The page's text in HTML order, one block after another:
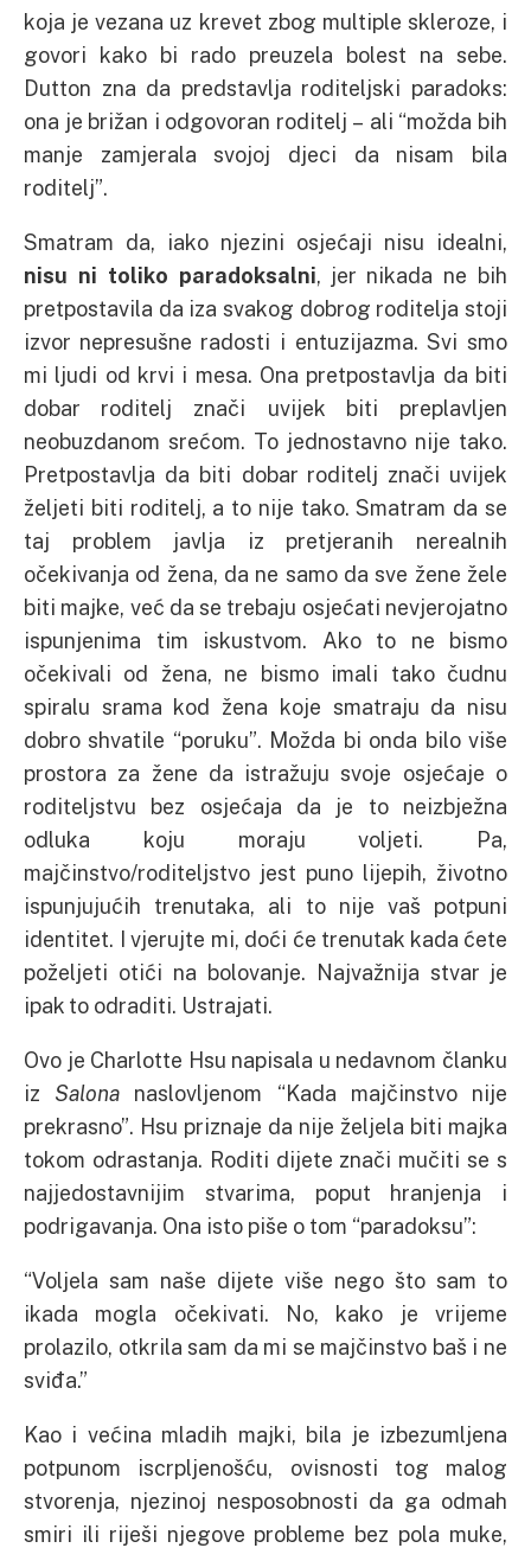
koja je vezana uz krevet zbog multiple skleroze, i
govori kako bi rado preuzela bolest na sebe.
Dutton zna da predstavlja roditeljski paradoks:
ona je brižan i odgovoran roditelj – ali “možda bih
manje zamjerala svojoj djeci da nisam bila
roditelj”.
Smatram da, iako njezini osjećaji nisu idealni,
nisu ni toliko paradoksalni, jer nikada ne bih
pretpostavila da iza svakog dobrog roditelja stoji
izvor nepresušne radosti i entuzijazma. Svi smo
mi ljudi od krvi i mesa. Ona pretpostavlja da biti
dobar roditelj znači uvijek biti preplavljen
neobuzdanom srećom. To jednostavno nije tako.
Pretpostavlja da biti dobar roditelj znači uvijek
željeti biti roditelj, a to nije tako. Smatram da se
taj problem javlja iz pretjeranih nerealnih
očekivanja od žena, da ne samo da sve žene žele
biti majke, već da se trebaju osjećati nevjerojatno
ispunjenima tim iskustvom. Ako to ne bismo
očekivali od žena, ne bismo imali tako čudnu
spiralu srama kod žena koje smatraju da nisu
dobro shvatile “poruku”. Možda bi onda bilo više
prostora za žene da istražuju svoje osjećaje o
roditeljstvu bez osjećaja da je to neizbježna
odluka koju moraju voljeti. Pa,
majčinstvo/roditeljstvo jest puno lijepih, životno
ispunjujućih trenutaka, ali to nije vaš potpuni
identitet. I vjerujte mi, doći će trenutak kada ćete
poželjeti otići na bolovanje. Najvažnija stvar je
ipak to odraditi. Ustrajati.
Ovo je Charlotte Hsu napisala u nedavnom članku
iz Salona naslovljenom “Kada majčinstvo nije
prekrasno”. Hsu priznaje da nije željela biti majka
tokom odrastanja. Roditi dijete znači mučiti se s
najjedostavnijim stvarima, poput hranjenja i
podrigavanja. Ona isto piše o tom “paradoksu”:
“Voljela sam naše dijete više nego što sam to
ikada mogla očekivati. No, kako je vrijeme
prolazilo, otkrila sam da mi se majčinstvo baš i ne
sviđa.”
Kao i većina mladih majki, bila je izbezumljena
potpunom iscrpljenošću, ovisnosti tog malog
stvorenja, njezinoj nesposobnosti da ga odmah
smiri ili riješi njegove probleme bez pola muke,